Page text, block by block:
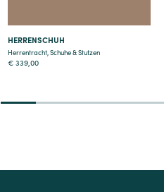
HERRENSCHUH
Herrentracht,Schuhe & Stutzen
€ 339,00
2 3 4 5 6